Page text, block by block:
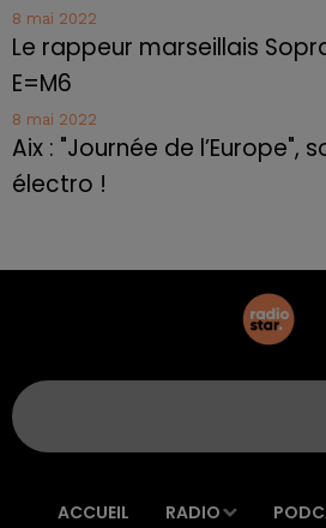
8 mai 2022
Le rappeur marseillais
E=M6
8 mai 2022
Aix : "Journée de l’Europe",
électro !
ACCUEIL RADIO